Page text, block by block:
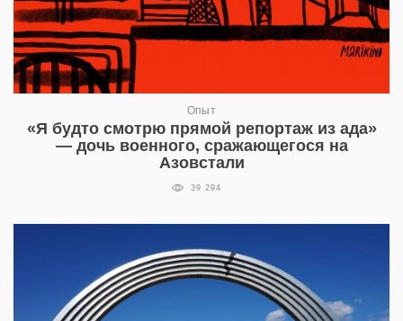
Опыт
«Я будто смотрю прямой репортаж из ада»
— дочь военного, сражающегося на
Азовстали
39 294